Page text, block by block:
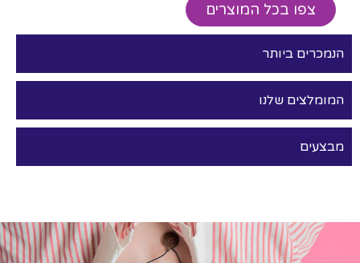
צפו בכל המוצרים
הנמכרים ביותר
המומלצים שלנו
מבצעים